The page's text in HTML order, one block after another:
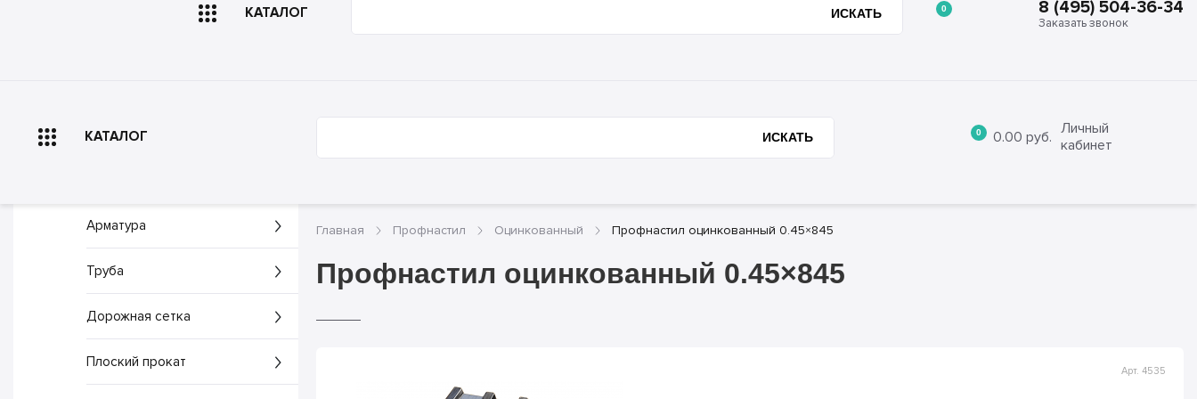
О компании Полезное Доставка и оплата Металлоконструкции Отзывы 8 (495) 504-36-34
КАТАЛОГ ИСКАТЬ
Личный
кабинет
0 0.00 руб.
КАТАЛОГ ИСКАТЬ 0 8 (495) 504-36-34
Заказать звонок
Арматура
Труба
Дорожная сетка
Плоский прокат
Главная Профнастил Оцинкованный Профнастил оцинкованный 0.45×845
Профнастил оцинкованный 0.45×845
Арт. 4535